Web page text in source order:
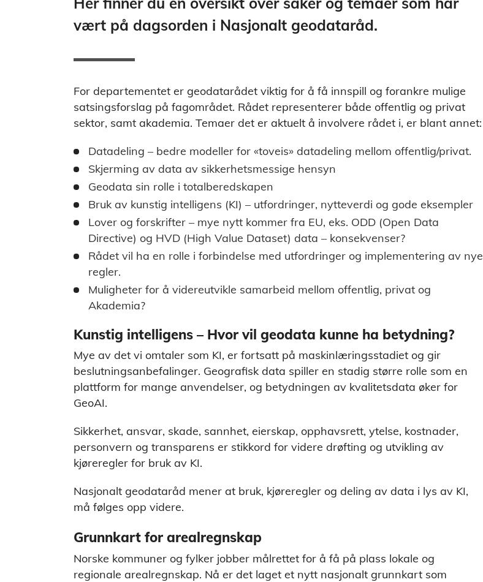
vært på dagsorden i Nasjonalt geodataråd.
For departementet er geodatarådet viktig for å få innspill og forankre mulige
satsingsforslag på fagområdet. Rådet representerer både offentlig og privat
sektor, samt akademia. Temaer det er aktuelt å involvere rådet i, er blant annet:
Datadeling – bedre modeller for «toveis» datadeling mellom offentlig/privat.
Skjerming av data av sikkerhetsmessige hensyn
Geodata sin rolle i totalberedskapen
Bruk av kunstig intelligens (KI) – utfordringer, nytteverdi og gode eksempler
Lover og forskrifter – mye nytt kommer fra EU, eks. ODD (Open Data
Directive) og HVD (High Value Dataset) data – konsekvenser?
Rådet vil ha en rolle i forbindelse med utfordringer og implementering av nye
regler.
Muligheter for å videreutvikle samarbeid mellom offentlig, privat og
Akademia?
Kunstig intelligens – Hvor vil geodata kunne ha betydning?
Mye av det vi omtaler som KI, er fortsatt på maskinlæringsstadiet og gir
beslutningsanbefalinger. Geografisk data spiller en stadig større rolle som en
plattform for mange anvendelser, og betydningen av kvalitetsdata øker for
GeoAI.
Sikkerhet, ansvar, skade, sannhet, eierskap, opphavsrett, ytelse, kostnader,
personvern og transparens er stikkord for videre drøfting og utvikling av
kjøreregler for bruk av KI.
Nasjonalt geodataråd mener at bruk, kjøreregler og deling av data i lys av KI,
må følges opp videre.
Grunnkart for arealregnskap
Norske kommuner og fylker jobber målrettet for å få på plass lokale og
regionale arealregnskap. Nå er det laget et nytt nasjonalt grunnkart som